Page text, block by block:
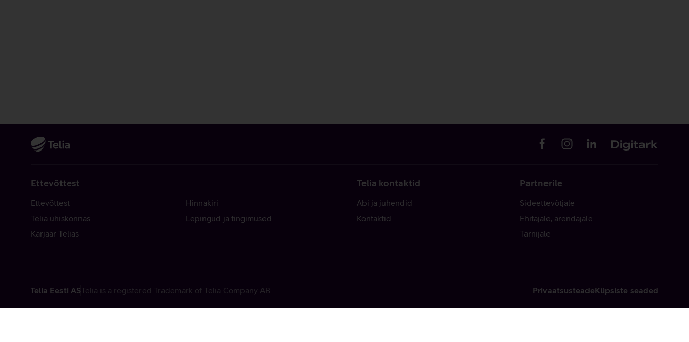
Ettevõttest
Ettevõttest
Telia ühiskonnas
Karjäär Telias
Hinnakiri
Lepingud ja tingimused
Telia kontaktid
Abi ja juhendid
Kontaktid
Partnerile
Sideettevõtjale
Ehitajale, arendajale
Tarnijale
Telia Eesti ASTelia is a registered Trademark of Telia Company AB PrivaatsusteadeKüpsiste seaded